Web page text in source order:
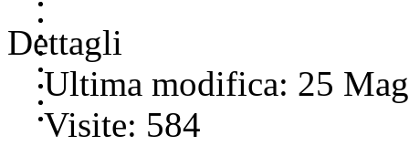
Dettagli
Ultima modifica: 25
Visite: 584